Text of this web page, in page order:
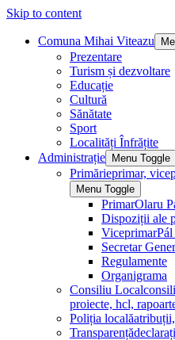
Skip to content
Comuna Mihai Viteazu
Prezentare
Turism și dezvoltare
Educație
Cultură
Sănătate
Sport
Localități Înfrățite
Administrație
Menu Toggle
Primărieprimar,
Menu Toggle
PrimarOlaru
Dispoziții ale
Viceprimar
Secretar
Regulamente
Organigrama
Consiliu Local
proiecte, hcl,
Poliția locală
Transparență